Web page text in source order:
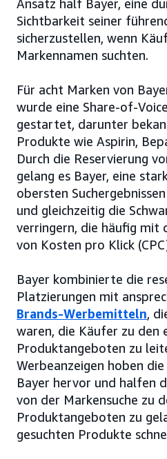
Ansatz half Bayer, eine
Sichtbarkeit seiner
sicherzustellen, wenn
Markennamen suchten.
Für acht Marken von
wurde eine Share-of-
gestartet, darunter
Produkte wie Aspirin,
Durch die Reservierung
gelang es Bayer, eine
obersten
und gleichzeitig die
verringern, die häufig mit
von Kosten pro Klick
Bayer kombinierte die
Platzierungen mit
Brands-Werbemitteln,
waren, die Käufer zu den
Produktangeboten zu
Werbeanzeigen hoben
Bayer hervor und halfen
von der Markensuche zu
Produktangeboten zu
gesuchten Produkte